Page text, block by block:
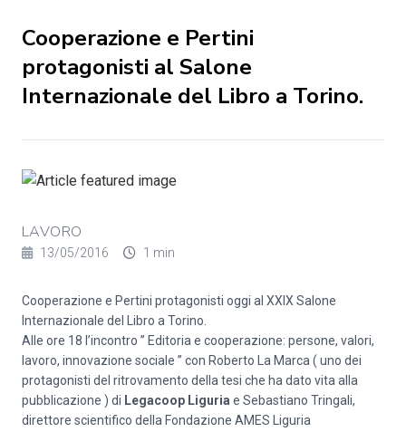
Cooperazione e Pertini
protagonisti al Salone
Internazionale del Libro a Torino.
LAVORO
13/05/2016 1 min
Cooperazione e Pertini protagonisti oggi al XXIX Salone
Internazionale del Libro a Torino.
Alle ore 18 l’incontro ” Editoria e cooperazione: persone, valori,
lavoro, innovazione sociale ” con Roberto La Marca ( uno dei
protagonisti del ritrovamento della tesi che ha dato vita alla
pubblicazione ) di Legacoop Liguria e Sebastiano Tringali,
direttore scientifico della Fondazione AMES Liguria